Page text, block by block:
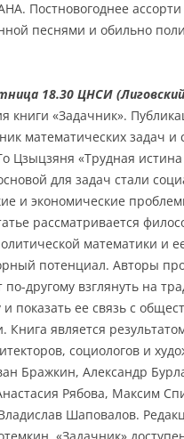
Постновогоднее
песнями и обильно
18.30 ЦНСИ
книги «Задачник».
математических задач и
Цзыцзяня «Трудная
для задач стали
и экономические
рассматривается
математики и
потенциал. Авторы
по-другому взглянуть на
и показать ее связь с
Книга является
социологов и
Бражкин, Александр
Рябова, Максим
Шаповалов.